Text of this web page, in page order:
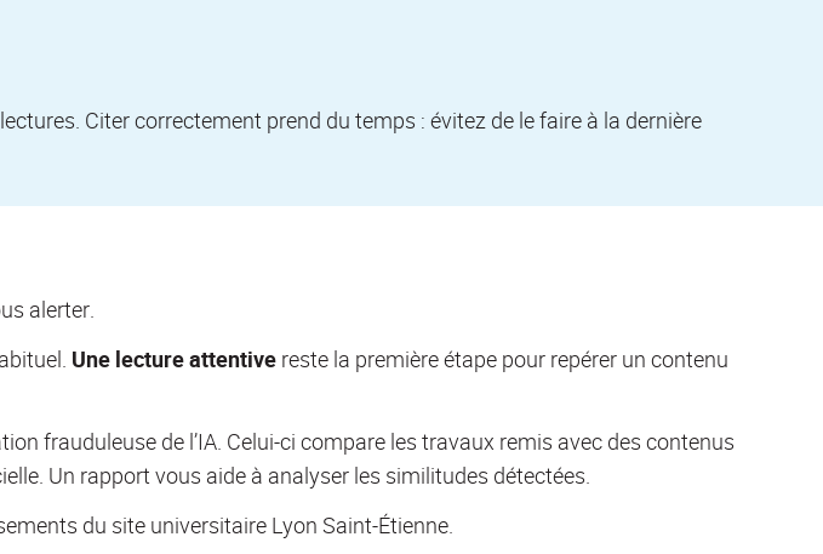
Citer correctement prend du temps : évitez de le faire à la dernière
alerter.
Une lecture attentive reste la première étape pour repérer un contenu
frauduleuse de l’IA. Celui-ci compare les travaux remis avec des contenus
Un rapport vous aide à analyser les similitudes détectées.
du site universitaire Lyon Saint-Étienne.